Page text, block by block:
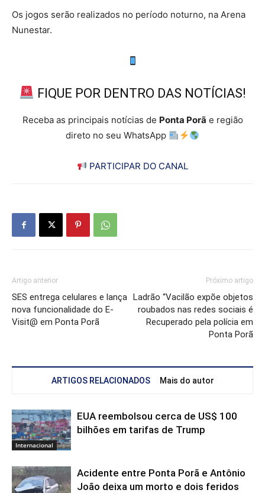
Os jogos serão realizados no período noturno, na Arena
Nunestar.
FIQUE POR DENTRO DAS NOTÍCIAS!
Receba as principais notícias de Ponta Porã e região
direto no seu WhatsApp
PARTICIPAR DO CANAL
Artigo anterior
SES entrega celulares e lança
nova funcionalidade do E-
Visit@ em Ponta Porã
Próximo artigo
Ladrão “Vacilão expõe objetos
roubados nas redes sociais é
Recuperado pela polícia em
Ponta Porã
ARTIGOS RELACIONADOS Mais do autor
Internacional
EUA reembolsou cerca de US$ 100
bilhões em tarifas de Trump
Acidente entre Ponta Porã e Antônio
João deixa um morto e dois feridos